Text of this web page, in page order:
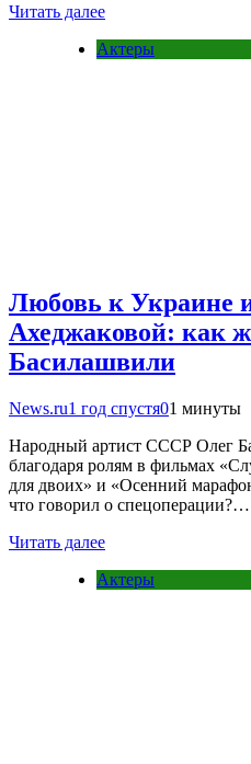
Читать далее
Актеры
Любовь к Украине
Ахеджаковой: как
Басилашвили
News.ru1 год спустя01 минуты
Народный артист СССР Олег
благодаря ролям в фильмах
для двоих» и «Осенний
что говорил о спецоперации?…
Читать далее
Актеры